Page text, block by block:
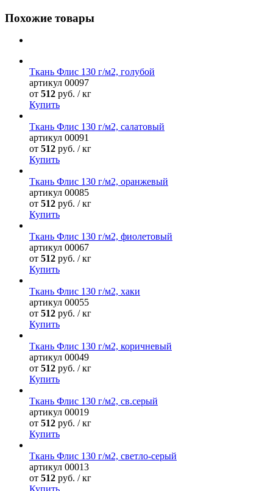
Похожие товары
Ткань Флис 130 г/м2, голубой
артикул 00097
от 512 руб. / кг
Купить
Ткань Флис 130 г/м2, салатовый
артикул 00091
от 512 руб. / кг
Купить
Ткань Флис 130 г/м2, оранжевый
артикул 00085
от 512 руб. / кг
Купить
Ткань Флис 130 г/м2, фиолетовый
артикул 00067
от 512 руб. / кг
Купить
Ткань Флис 130 г/м2, хаки
артикул 00055
от 512 руб. / кг
Купить
Ткань Флис 130 г/м2, коричневый
артикул 00049
от 512 руб. / кг
Купить
Ткань Флис 130 г/м2, св.серый
артикул 00019
от 512 руб. / кг
Купить
Ткань Флис 130 г/м2, светло-серый
артикул 00013
от 512 руб. / кг
Купить